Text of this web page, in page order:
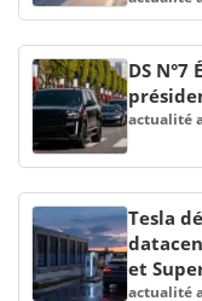
DS
actualité
Tesla
et
actualité